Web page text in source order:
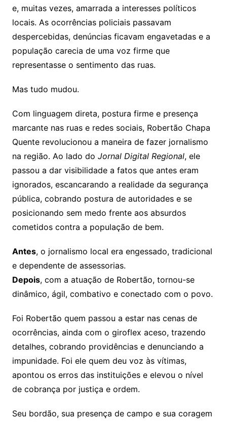
e, muitas vezes, amarrada a interesses políticos
locais. As ocorrências policiais passavam
despercebidas, denúncias ficavam engavetadas e a
população carecia de uma voz firme que
representasse o sentimento das ruas.
Mas tudo mudou.
Com linguagem direta, postura firme e presença
marcante nas ruas e redes sociais, Robertão Chapa
Quente revolucionou a maneira de fazer jornalismo
na região. Ao lado do Jornal Digital Regional, ele
passou a dar visibilidade a fatos que antes eram
ignorados, escancarando a realidade da segurança
pública, cobrando postura de autoridades e se
posicionando sem medo frente aos absurdos
cometidos contra a população de bem.
Antes, o jornalismo local era engessado, tradicional
e dependente de assessorias.
Depois, com a atuação de Robertão, tornou-se
dinâmico, ágil, combativo e conectado com o povo.
Foi Robertão quem passou a estar nas cenas de
ocorrências, ainda com o giroflex aceso, trazendo
detalhes, cobrando providências e denunciando a
impunidade. Foi ele quem deu voz às vítimas,
apontou os erros das instituições e elevou o nível
de cobrança por justiça e ordem.
Seu bordão, sua presença de campo e sua coragem